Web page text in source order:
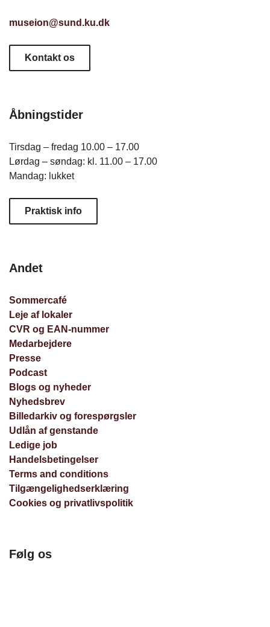
museion@sund.ku.dk
Kontakt os
Åbningstider
Tirsdag – fredag 10.00 – 17.00
Lørdag – søndag: kl. 11.00 – 17.00
Mandag: lukket
Praktisk info
Andet
Sommercafé
Leje af lokaler
CVR og EAN-nummer
Medarbejdere
Presse
Podcast
Blogs og nyheder
Nyhedsbrev
Billedarkiv og forespørgsler
Udlån af genstande
Ledige job
Handelsbetingelser
Terms and conditions
Tilgængelighedserklæring
Cookies og privatlivspolitik
Følg os